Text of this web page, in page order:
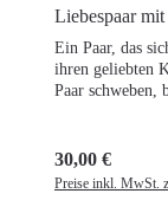
Liebespaar
Ein Paar, das
ihren geliebten
Paar schweben,
Haustiere
Regulärer Preis:
30,00 €
Preise inkl. MwSt.